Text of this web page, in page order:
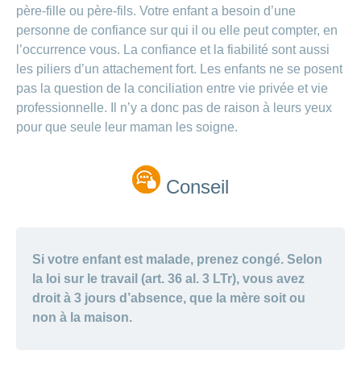
père-fille ou père-fils. Votre enfant a besoin d’une
personne de confiance sur qui il ou elle peut compter, en
l’occurrence vous. La confiance et la fiabilité sont aussi
les piliers d’un attachement fort. Les enfants ne se posent
pas la question de la conciliation entre vie privée et vie
professionnelle. Il n’y a donc pas de raison à leurs yeux
pour que seule leur maman les soigne.
Conseil
Si votre enfant est malade, prenez congé. Selon
la loi sur le travail (art. 36 al. 3 LTr), vous avez
droit à 3 jours d’absence, que la mère soit ou
non à la maison.